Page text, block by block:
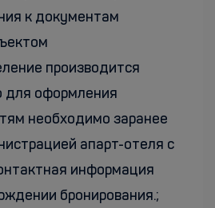
к документам
производится
для оформления
необходимо заранее
апарт-отеля с
информация
бронирования.;